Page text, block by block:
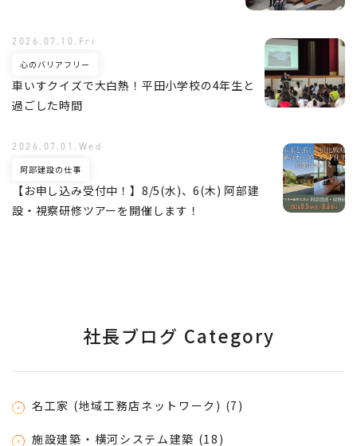
車いすクイズで大白熱！平田小学校の4年生と
過ごした時間
心のバリアフリー
2026.07.10.Fri
【お申し込み受付中！】8/5(水)、6(木) 阿部建
設・視察研修ツアーを開催します！
阿部建設の仕事
2026.07.01.Wed
社長ブログ Category
名工家 (地域工務店ネットワーク) (7)
施設建築・横河システム建築 (18)